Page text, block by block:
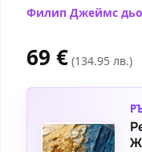
Филип Джеймс дьо
69 € (134.95 лв.)